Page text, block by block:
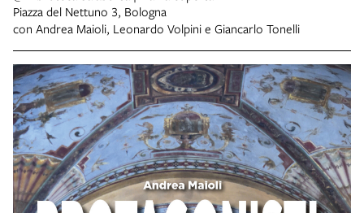
Piazza del Nettuno 3, Bologna
con Andrea Maioli, Leonardo Volpini e Giancarlo Tonelli